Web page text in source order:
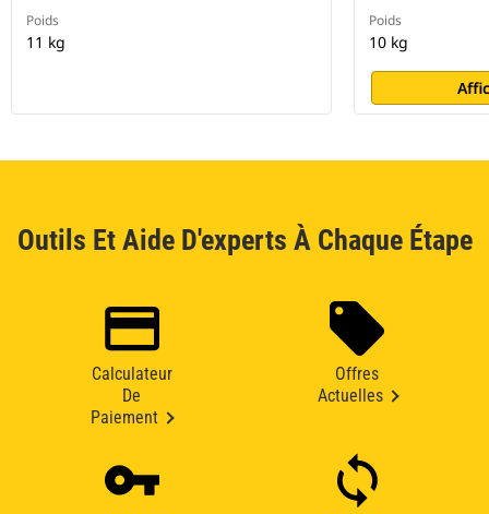
Poids
11 kg
Poids
10 kg
Outils Et Aide D'experts À Chaque Étape
Calculateur
De
Paiement
Offres
Actuelles